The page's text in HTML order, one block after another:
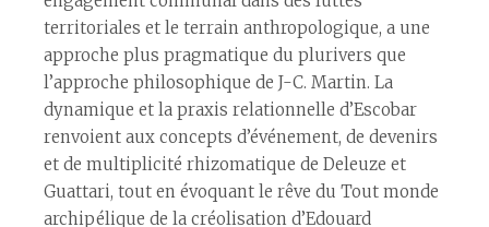
territoriales et le terrain anthropologique, a une
approche plus pragmatique du plurivers que
l’approche philosophique de J-C. Martin. La
dynamique et la praxis relationnelle d’Escobar
renvoient aux concepts d’événement, de devenirs
et de multiplicité rhizomatique de Deleuze et
Guattari, tout en évoquant le rêve du Tout monde
archipélique de la créolisation d’Edouard